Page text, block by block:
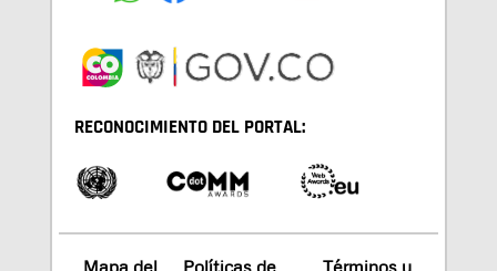
RECONOCIMIENTO DEL PORTAL:
Mapa del Políticas de Términos y